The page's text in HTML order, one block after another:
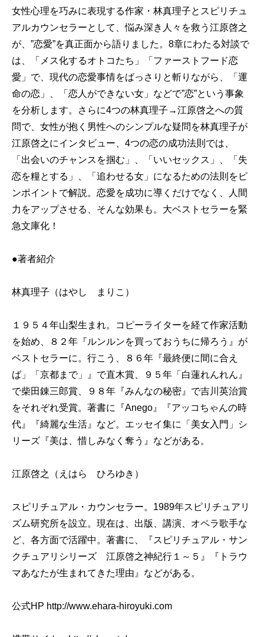
女性心理を巧みに表現する作家・林真理子とスピリチュ
アルカウンセラーとして、悩み深き人々を救う江原啓之
が、”恋愛”を真正面から語りました。8章にわたる対談で
は、「メス化するオトコたち」「ファーストフード恋
愛」で、現代の恋愛事情をばっさりと斬りながら、「運
命の恋」、「恋人ができない女」などで”恋”という事象
を分析します。さらに4つの林真理子→江原啓之への質
問で、女性が抱く男性へのシンプルな疑問を林真理子が
江原啓之にインタビュー、4つの恋の成功法則では、
「出会いのチャンスを掴む」、「いいセックス」、「失
恋を糧とする」、「追わせる女」になるための法則をピ
ンポイントで解説。恋愛を成功に導くだけでなく、人間
力をアップさせる、そんな効果も。大ベストセラーを緊
急文庫化！
●著者紹介
林真理子（はやし まりこ）
１９５４年山梨生まれ。コピーライターを経て作家活動
を始め、８２年『ルンルンを買っておうちに帰ろう』が
ベストセラーに。行こう、８６年『最終便に間に合え
ば」「京都まで」』で直木賞、９５年「白蓮れんれん』
で柴田錬三郎賞、９８年『みんなの秘密』で吉川英治賞
をそれぞれ受賞。著書に『Anego』『アッコちゃんの時
代』『綺麗な生活』など。エッセイ集に「美女入門」シ
リーズ『美は、惜しみなく奪う』などがある。
江原啓之（えはら ひろゆき）
スピリチュアル・カウンセラー。1989年スピリチュアリ
ズム研究所を設立。現在は、出版、講演、オペラ歌手な
ど、各方面で活躍中。著書に、『スピリチュアル・サン
クチュアリシリーズ 江原啓之神紀行１～５』『トラウ
マあなたが生まれてきた理由』などがある。
公式HP http://www.ehara-hiroyuki.com